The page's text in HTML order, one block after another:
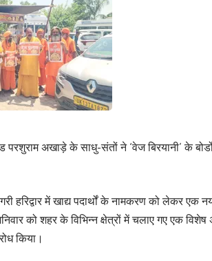
परशुराम अखाड़े के साधु-संतों ने ‘वेज बिरयानी’ के
हरिद्वार में खाद्य पदार्थों के नामकरण को लेकर
को शहर के विभिन्न क्षेत्रों में चलाए गए एक
किया।